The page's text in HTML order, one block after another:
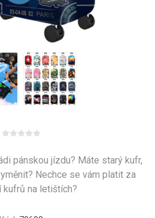
pánskou jízdu? Máte starý kufr,
Nechce se vám platit za
kufrů na letištích?